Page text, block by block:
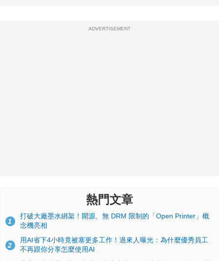
ADVERTISEMENT
熱門文章
1
打破大廠墨水綁架！開源、無 DRM 限制的「Open Printer」概
念機亮相
2
用AI省下4小時竟被塞更多工作！過來人曝光：為什麼優秀員工
不再跟你分享怎麼使用AI